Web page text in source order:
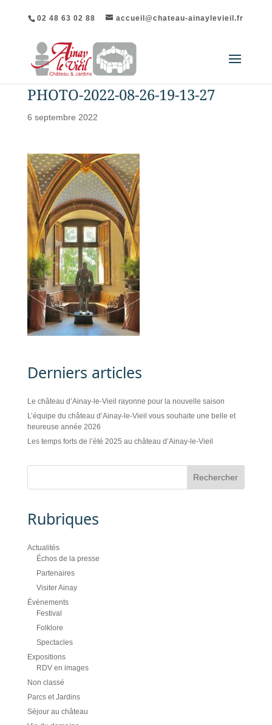
02 48 63 02 88 accueil@chateau-ainaylevieil.fr
PHOTO-2022-08-26-19-13-27
6 septembre 2022
Derniers articles
Le château d’Ainay-le-Vieil rayonne pour la nouvelle saison
L’équipe du château d’Ainay-le-Vieil vous souhaite une belle et
heureuse année 2026
Les temps forts de l’été 2025 au château d’Ainay-le-Vieil
Rubriques
Actualités
Échos de la presse
Partenaires
Visiter Ainay
Évènements
Festival
Folklore
Spectacles
Expositions
RDV en images
Non classé
Parcs et Jardins
Séjour au château